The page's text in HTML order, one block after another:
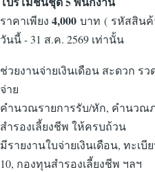
ราคาเพียง 4,000 บาท ( รหัสสินค้
วันนี้ - 31 ส.ค. 2569 เท่านั้น
ช่วยงานจ่ายเงินเดือน สะดวก ร
จ่าย
คำนวณรายการรับ/หัก, คำนวณ
สำรองเลี้ยงชีพ ให้ครบถ้วน
มีรายงานใบจ่ายเงินเดือน, ทะเบี
10, กองทุนสำรองเลี้ยงชีพ ฯลฯ